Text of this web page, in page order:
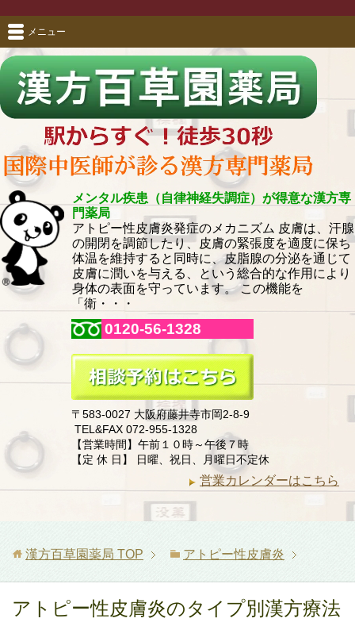
メンタル疾患（自律神経失調症）が得意な漢方専
門薬局
アトピー性皮膚炎発症のメカニズム 皮膚は、汗腺
の開閉を調節したり、皮膚の緊張度を適度に保ち
体温を維持すると同時に、皮脂腺の分泌を通じて
皮膚に潤いを与える、という総合的な作用により
身体の表面を守っています。 この機能を
「衛・・・
0120-56-1328
〒583-0027 大阪府藤井寺市岡2-8-9
TEL&FAX 072-955-1328
【営業時間】午前１０時～午後７時
【定 休 日】 日曜、祝日、月曜日不定休
営業カレンダーはこちら
メニュー
漢方百草園薬局 TOP アトピー性皮膚炎
アトピー性皮膚炎のタイプ別漢方療法